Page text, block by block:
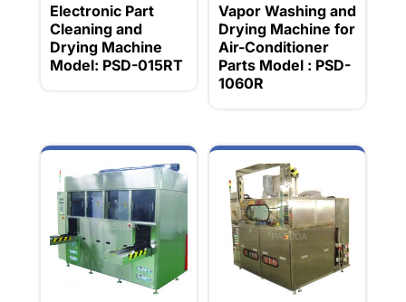
Electronic Part
Cleaning and
Drying Machine
Model: PSD-015RT
Vapor Washing and
Drying Machine for
Air-Conditioner
Parts Model : PSD-
1060R